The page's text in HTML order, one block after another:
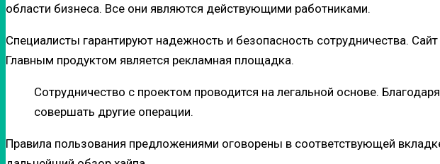
области бизнеса. Все они являются действующими работниками.
Специалисты гарантируют надежность и безопасность сотрудничества.
Главным продуктом является рекламная площадка.
Сотрудничество с проектом проводится на легальной основе.
совершать другие операции.
Правила пользования предложениями оговорены в соответствующей